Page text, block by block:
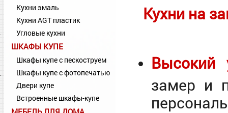
Кухни эмаль
Кухни AGT пластик
Угловые кухни
ШКАФЫ КУПЕ
Шкафы купе с пескоструем
Шкафы купе с фотопечатью
Двери купе
Встроенные шкафы-купе
Кухни на
Высокий
замер и